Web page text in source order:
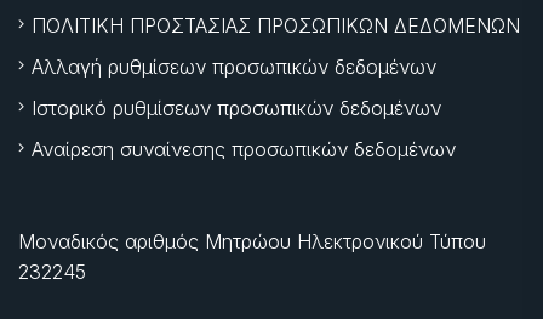
ΠΟΛΙΤΙΚΗ ΠΡΟΣΤΑΣΙΑΣ ΠΡΟΣΩΠΙΚΩΝ ΔΕΔΟΜΕΝΩΝ
Αλλαγή ρυθμίσεων προσωπικών δεδομένων
Ιστορικό ρυθμίσεων προσωπικών δεδομένων
Αναίρεση συναίνεσης προσωπικών δεδομένων
Μοναδικός αριθμός Μητρώου Ηλεκτρονικού Τύπου
232245